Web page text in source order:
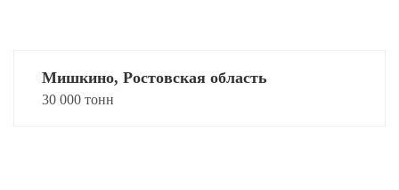
Мишкино, Ростовская область
30 000 тонн